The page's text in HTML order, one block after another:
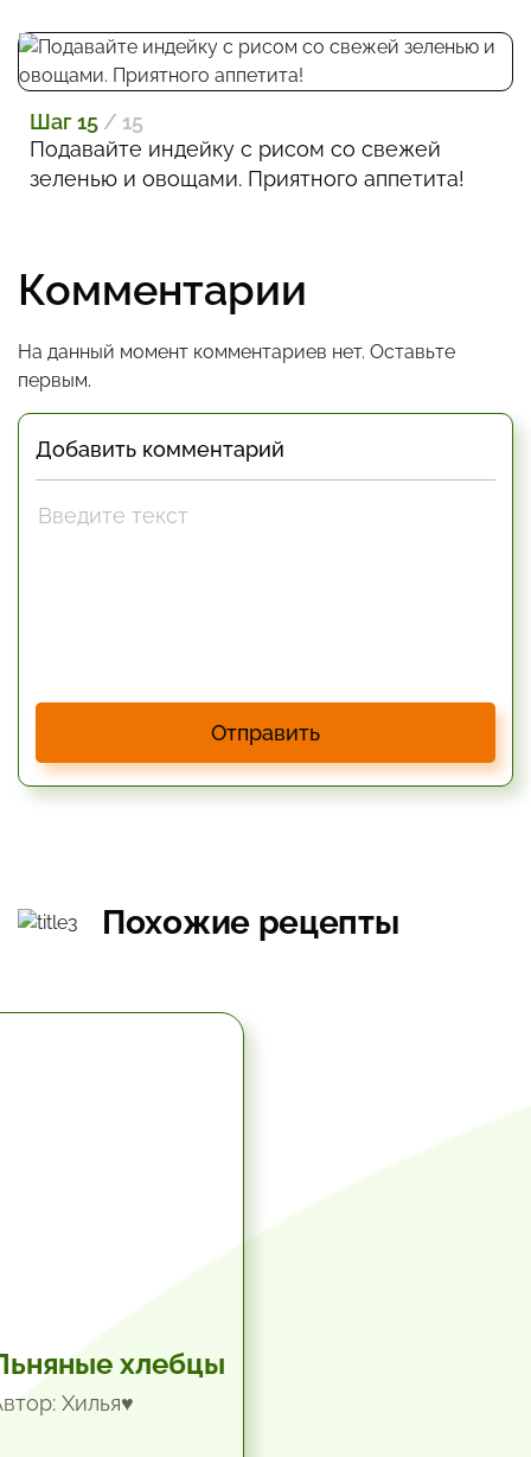
Шаг 15 / 15
Подавайте индейку с рисом со свежей
зеленью и овощами. Приятного аппетита!
Комментарии
На данный момент комментариев нет. Оставьте
первым.
Добавить комментарий
Отправить
Похожие рецепты
хлебцы
Хилья♥